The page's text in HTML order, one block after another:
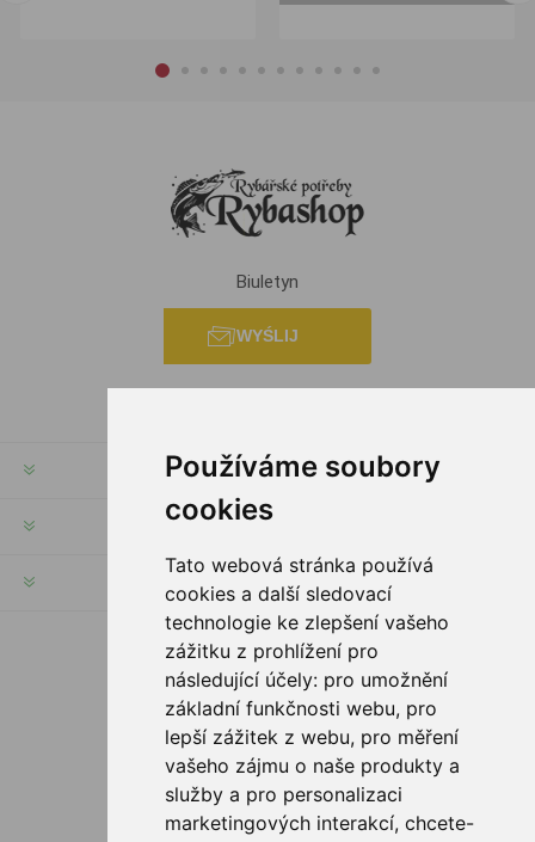
Používáme soubory
cookies
Tato webová stránka používá
cookies a další sledovací
technologie ke zlepšení vašeho
zážitku z prohlížení pro
následující účely: pro umožnění
základní funkčnosti webu, pro
lepší zážitek z webu, pro měření
vašeho zájmu o naše produkty a
služby a pro personalizaci
marketingových interakcí, chcete-
Biuletyn
WYŚLIJ
INFORMACJE
MOJE KONTO
SERWIS KLIENTA
PODĄŻAJ ZA NAMI
OPCJE PŁATNOŚCI